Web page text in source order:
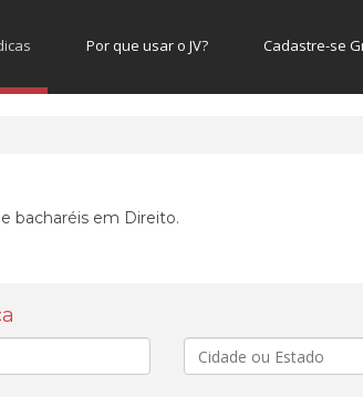
Por que usar o JV? Cadastre-se
bacharéis em Direito.
Cidade